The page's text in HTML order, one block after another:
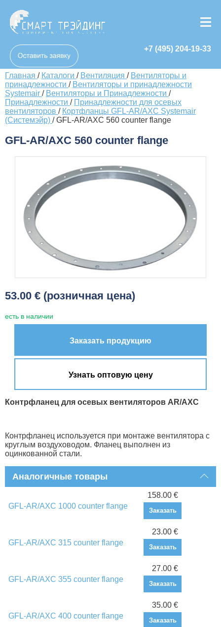
+7 (495) 204-19-33
Главная / Каталоги / Вентиляция / Вентиляторы и
принадлежности / Вентиляторы и принадлежности
Systemair / Вентиляторы и Принадлежности /
Принадлежности / Принадлежности для осевых
вентиляторов / Кортфланцы GFL-AR/AXC Systemair
(Системэйр) /GFL-AR/AXC 560 counter flange
GFL-AR/AXC 560 counter flange
53.00 € (розничная цена)
есть в наличии
Заказать продукцию
Узнать оптовую цену
Контрфланец для осевых вентиляторов AR/AXC
Контрфланец используется при монтаже вентилятора с
круглым воздуховодом. Фланец выполнен из
оцинкованной стали.
Аналогичные товары
GFL-AR/AXC 1000 counter flange
158.00 €
Заказать
GFL-AR/AXC 315 counter flange
23.00 €
Заказать
GFL-AR/AXC 355 counter flange
27.00 €
Заказать
GFL-AR/AXC 400 counter flange
35.00 €
Заказать